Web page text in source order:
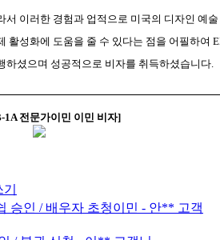
서 이러한 경험과 업적으로 미국의 디자인 예
활성화에 도움을 줄 수 있다는 점을 어필하여
하셨으며 성공적으로 비자를 취득하셨습니다
1A전문가이민 이민 비자]
승인 / 배우자 초청이민 - 안** 고객